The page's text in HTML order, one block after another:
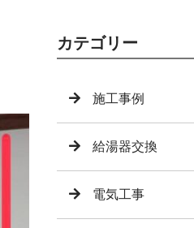
カテゴリー
施工事例
給湯器交換
電気工事